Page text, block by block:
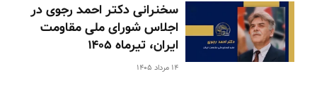
سخنرانی دکتر احمد رجوی در
اجلاس شورای ملی مقاومت
ایران، تیرماه ۱۴۰۵
۱۴ مرداد ۱۴۰۵